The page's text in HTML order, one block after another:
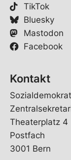
TikTok
Bluesky
Mastodon
Facebook
Kontakt
Theaterplatz 4
Postfach
3001 Bern